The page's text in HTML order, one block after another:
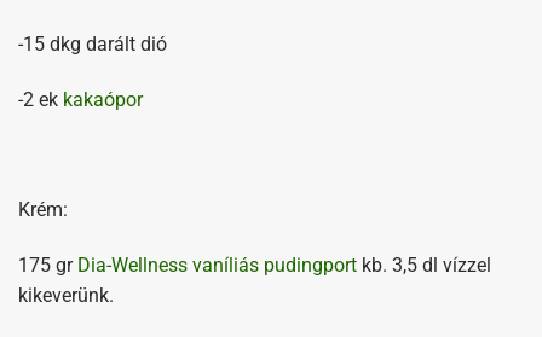
-15 dkg darált dió
-2 ek kakaópor
Krém:
175 grDia-Wellness vaníliás pudingport kb. 3,5 dl vízzel
kikeverünk.